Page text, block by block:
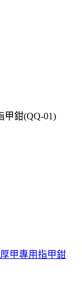
甲鉗(QQ-01)
甲專用指甲鉗